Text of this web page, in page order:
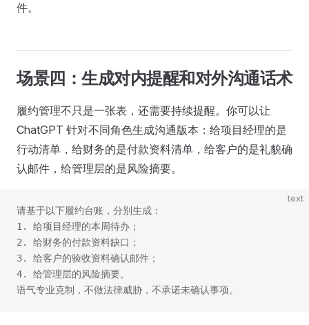
件。
场景四：生成对内提醒和对外沟通话术
履约管理不只是一张表，还需要持续提醒。你可以让
ChatGPT 针对不同角色生成沟通版本：给项目经理的是
行动清单，给财务的是付款资料清单，给客户的是礼貌确
认邮件，给管理层的是风险摘要。
text
请基于以下履约台账，分别生成：
1. 给项目经理的本周待办；
2. 给财务的付款资料缺口；
3. 给客户的验收资料确认邮件；
4. 给管理层的风险摘要。
语气专业克制，不做法律威胁，不承诺未确认事项。